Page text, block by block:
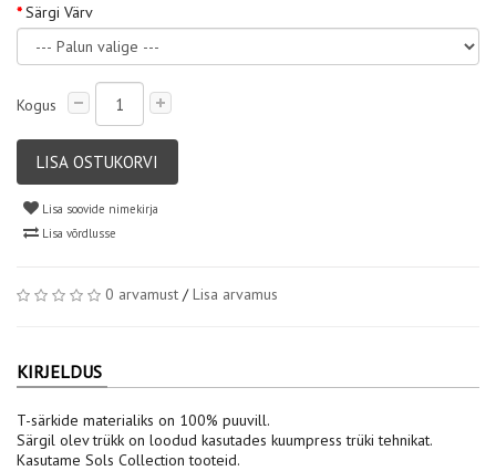
Särgi Värv
Kogus
LISA OSTUKORVI
Lisa soovide nimekirja
Lisa võrdlusse
0 arvamust /Lisa arvamus
KIRJELDUS
T-särkide materialiks on 100% puuvill.
Särgil olev trükk on loodud kasutades kuumpress trüki tehnikat.
Kasutame Sols Collection tooteid.